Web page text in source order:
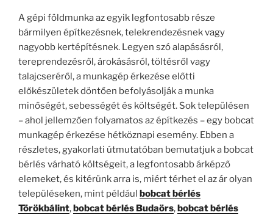
A gépi földmunka az egyik legfontosabb része
bármilyen építkezésnek, telekrendezésnek vagy
nagyobb kertépítésnek. Legyen szó alapásásról,
tereprendezésről, árokásásról, töltésről vagy
talajcseréről, a munkagép érkezése előtti
előkészületek döntően befolyásolják a munka
minőségét, sebességét és költségét. Sok településen
– ahol jellemzően folyamatos az építkezés – egy bobcat
munkagép érkezése hétköznapi esemény. Ebben a
részletes, gyakorlati útmutatóban bemutatjuk a bobcat
bérlés várható költségeit, a legfontosabb árképző
elemeket, és kitérünk arra is, miért térhet el az ár olyan
településeken, mint például bobcat bérlés
Törökbálint, bobcat bérlés Budaörs, bobcat bérlés